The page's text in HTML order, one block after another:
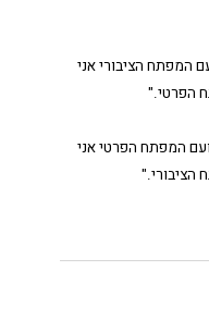
המפתח הציבורי אני
הפרטי."
המפתח הפרטי אני
הציבורי."